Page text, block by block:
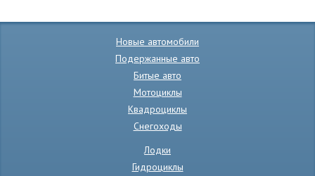
Новые автомобили
Подержанные авто
Битые авто
Мотоциклы
Квадроциклы
Снегоходы
Лодки
Гидроциклы